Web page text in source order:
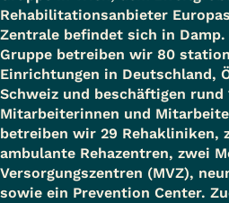
Rehabilitationsanbieter
Zentrale befindet sich in Damp.
Gruppe betreiben wir 80
Einrichtungen in Deutschland,
Schweiz und beschäftigen rund
Mitarbeiterinnen und
betreiben wir 29 Rehakliniken,
ambulante Rehazentren, zwei
Versorgungszentren (MVZ),
sowie ein Prevention Center.